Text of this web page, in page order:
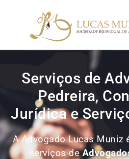
Serviços de
Pedreira,
Jurídica e
A Advogado Lucas Muniz
serviços de